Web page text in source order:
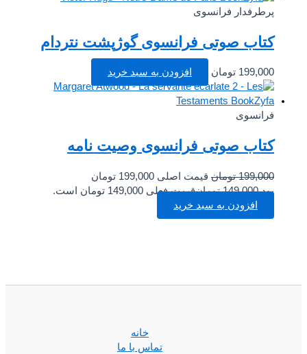
پرطرفدار فرانسوی
کتاب صوتی فرانسوی گوژپشت نتردام
199,000 تومان افزودن به سبد خرید
فرانسوی
کتاب صوتی فرانسوی وصیت نامه
199,000 تومان
قیمت اصلی 199,000 تومان
149,000 تومانقیمت فعلی 149,000 تومان است.
افزودن به سبد خرید
تماس با ما